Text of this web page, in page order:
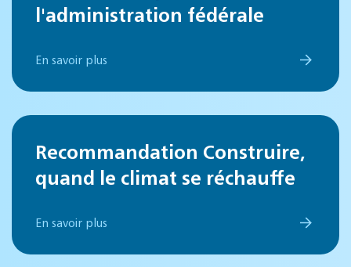
l'administration fédérale
En savoir plus
Recommandation Construire,
quand le climat se réchauffe
En savoir plus